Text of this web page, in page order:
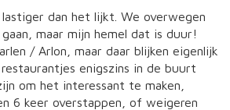
dan het lijkt. We overwegen
maar mijn hemel dat is duur!
/ Arlon, maar daar blijken eigenlijk
enigszins in de buurt
om het interessant te maken,
6 keer overstappen, of weigeren